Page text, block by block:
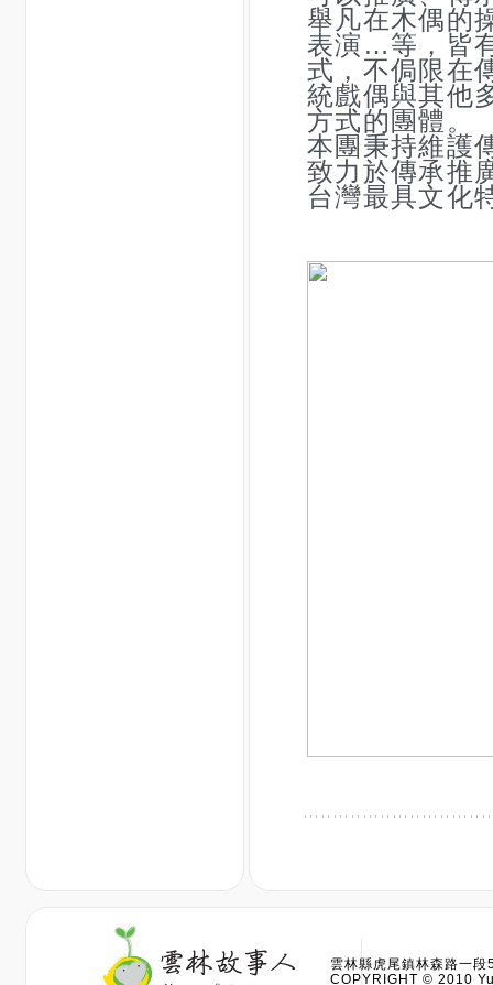
舉凡在木偶的
表演…等，皆
式， 不侷限在
統戲偶與其他
方式的團體。
本團秉持維護
致力於傳承推
台灣最具文化
雲林縣虎尾鎮林森路
COPYRIGHT © 2010